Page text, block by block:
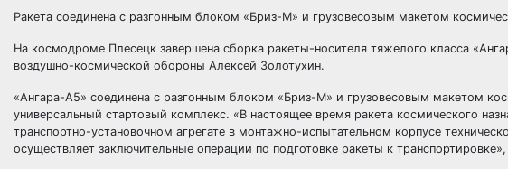
Ракета соединена с разгонным блоком «Бриз-М» и грузовесовым макетом
На космодроме Плесецк завершена сборка ракеты-носителя тяжелого класса
воздушно-космической обороны Алексей Золотухин.
«Ангара-А5» соединена с разгонным блоком «Бриз-М» и грузовесовым макетом
универсальный стартовый комплекс. «В настоящее время ракета космического
транспортно-установочном агрегате в монтажно-испытательном корпусе
осуществляет заключительные операции по подготовке ракеты к